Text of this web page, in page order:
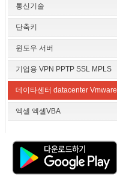
통신기술
단축키
윈도우 서버
기업용 VPN PPTP SSL MPLS
데이타센터 datacenter Vmware
엑셀 엑셀VBA